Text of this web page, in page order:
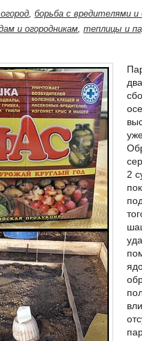
, борьба с вредителями и
и огородникам, теплицы и
2